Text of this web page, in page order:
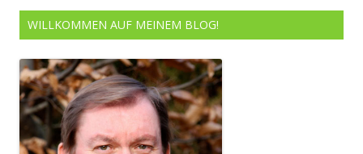
WILLKOMMEN AUF MEINEM BLOG!